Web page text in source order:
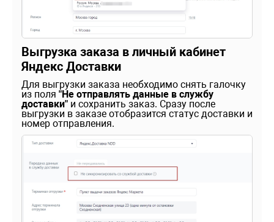
Выгрузка заказа в личный кабинет
Яндекс Доставки
Для выгрузки заказа необходимо снять галочку
из поля "Не отправлять данные в службу
доставки" и сохранить заказ. Сразу после
выгрузки в заказе отобразится статус доставки и
номер отправления.